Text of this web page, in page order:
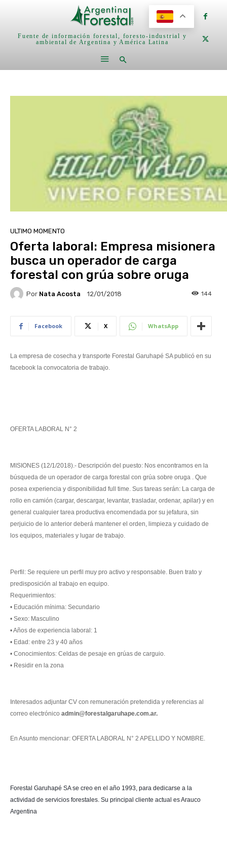
Fuente de información forestal, foresto-industrial y
ambiental de Argentina y América Latina
ULTIMO MOMENTO
Oferta laboral: Empresa misionera
busca un operador de carga
forestal con grúa sobre oruga
Por Nata Acosta 12/01/2018 144
Facebook X WhatsApp
La empresa de cosecha y transporte Forestal Garuhapé SA publicó en su
facebook la convocatoria de trabajo.
OFERTA LABORAL N° 2
MISIONES (12/1/2018).- Descripción del puesto: Nos encontramos en la
búsqueda de un operador de carga forestal con grúa sobre oruga . Que
posea experiencia y disponibilidad full time. Sus tareas serán: La carga de
rollo en camión (cargar, descargar, levantar, trasladar, ordenar, apilar) y en
general cualquier tarea productiva encomendada por su jefatura, sin
perjuicio de lo anterior deberá mantener el orden, limpieza y cuidado de
los equipos, materiales y lugar de trabajo.
Perfil: Se requiere un perfil muy pro activo y responsable. Buen trato y
predisposición al trabajo en equipo.
Requerimientos:
• Educación mínima: Secundario
• Sexo: Masculino
• Años de experiencia laboral: 1
• Edad: entre 23 y 40 años
• Conocimientos: Celdas de pesaje en grúas de carguio.
• Residir en la zona
Interesados adjuntar CV con remuneración pretendida y referencias al
correo electrónico admin@forestalgaruhape.com.ar.
En Asunto mencionar: OFERTA LABORAL N° 2 APELLIDO Y NOMBRE.
Forestal Garuhapé SA se creo en el año 1993, para dedicarse a la
actividad de servicios forestales. Su principal cliente actual es Arauco
Argentina